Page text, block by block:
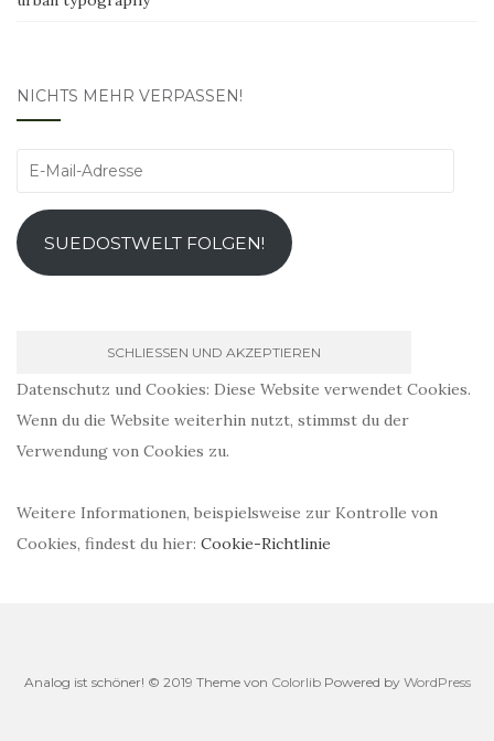
NICHTS MEHR VERPASSEN!
E-
Adresse
SUEDOSTWELT FOLGEN!
Datenschutz und Cookies: Diese Website verwendet Cookies.
Wenn du die Website weiterhin nutzt, stimmst du der
Verwendung von Cookies zu.
Weitere Informationen, beispielsweise zur Kontrolle von
Cookies, findest du hier: Cookie-Richtlinie
Analog ist schöner! © 2019 Theme von ColorlibPowered by WordPress